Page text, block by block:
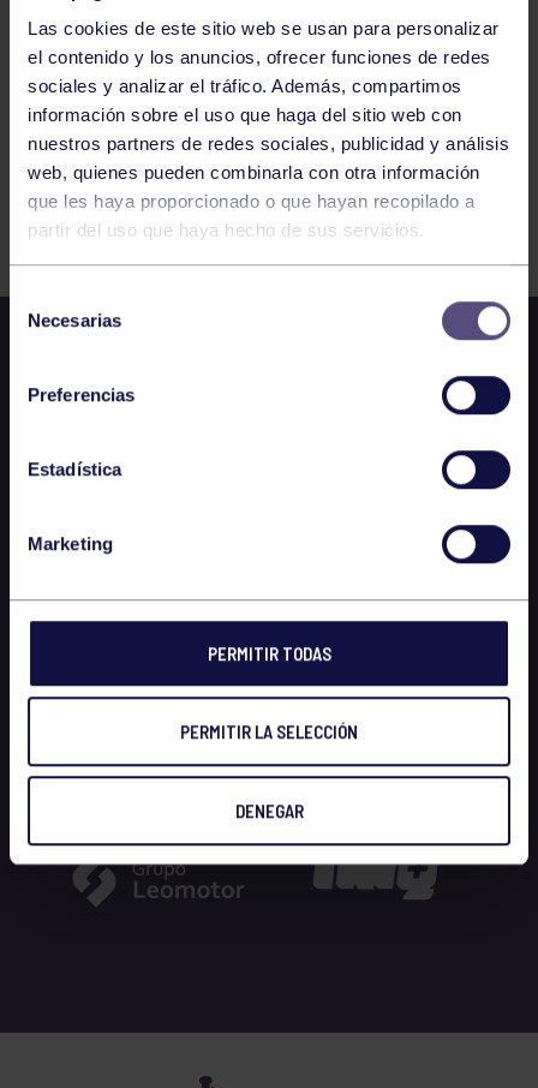
Las cookies de este sitio web se usan para personalizar
el contenido y los anuncios, ofrecer funciones de redes
sociales y analizar el tráfico. Además, compartimos
información sobre el uso que haga del sitio web con
nuestros partners de redes sociales, publicidad y análisis
web, quienes pueden combinarla con otra información
que les haya proporcionado o que hayan recopilado a
partir del uso que haya hecho de sus servicios.
Selección
Necesarias
Preferencias
Estadística
Marketing
PERMITIR TODAS
PERMITIR LA SELECCIÓN
DENEGAR